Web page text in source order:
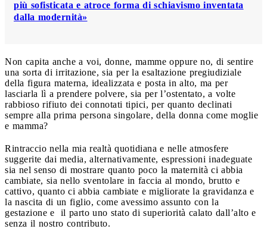
più sofisticata e atroce forma di schiavismo inventata
dalla modernità»
Non capita anche a voi, donne, mamme oppure no, di sentire
una sorta di irritazione, sia per la esaltazione pregiudiziale
della figura materna, idealizzata e posta in alto, ma per
lasciarla lì a prendere polvere, sia per l’ostentato, a volte
rabbioso rifiuto dei connotati tipici, per quanto declinati
sempre alla prima persona singolare, della donna come moglie
e mamma?
Rintraccio nella mia realtà quotidiana e nelle atmosfere
suggerite dai media, alternativamente, espressioni inadeguate
sia nel senso di mostrare quanto poco la maternità ci abbia
cambiate, sia nello sventolare in faccia al mondo, brutto e
cattivo, quanto ci abbia cambiate e migliorate la gravidanza e
la nascita di un figlio, come avessimo assunto con la
gestazione e il parto uno stato di superiorità calato dall’alto e
senza il nostro contributo.